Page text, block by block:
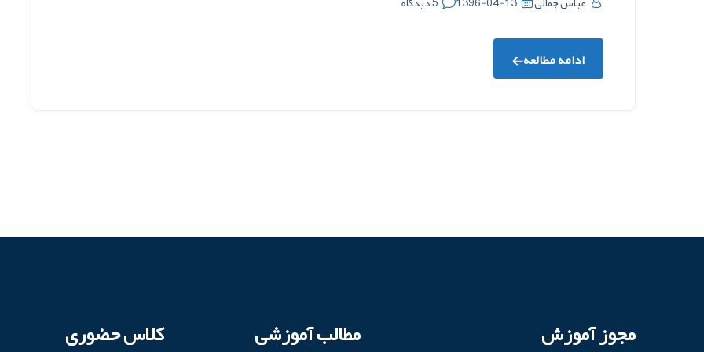
ادامه مطالعه
مجوز آموزش مطالب آموزشی کلاس حضوری